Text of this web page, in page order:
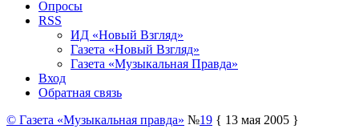
Опросы
RSS
ИД «Новый Взгляд»
Газета «Новый Взгляд»
Газета «Музыкальная Правда»
Вход
Обратная связь
© Газета «Музыкальная правда» №19 { 13 мая 2005 }